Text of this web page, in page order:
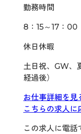
勤務時間
8：15～17：00
休日休暇
土日祝、GW、
経過後）
お仕事詳細を見
こちらの求人に
この求人に電話